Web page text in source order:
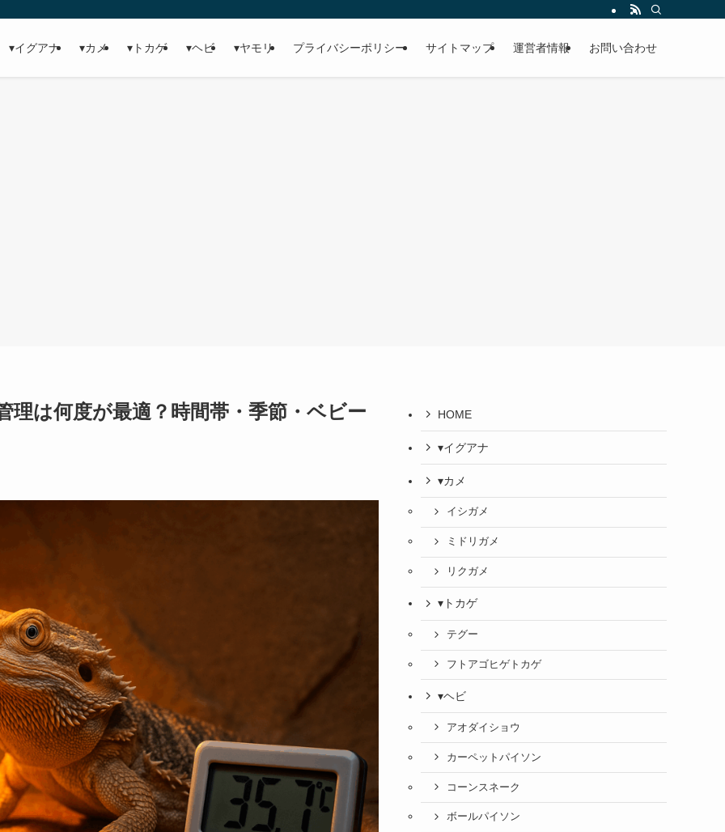
▾イグアナ ▾カメ ▾トカゲ ▾ヘビ ▾ヤモリ プライバシーポリシー サイトマップ 運営者情報 お問い合わせ
理は何度が最適？時間帯・季節・ベビー HOME
▾イグアナ
▾カメ
イシガメ
ミドリガメ
リクガメ
▾トカゲ
テグー
フトアゴヒゲトカゲ
▾ヘビ
アオダイショウ
カーペットパイソン
コーンスネーク
ボールパイソン